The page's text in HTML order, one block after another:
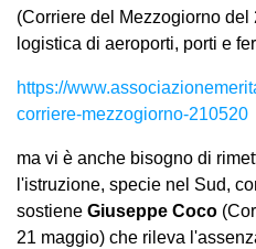
(Corriere del Mezzogiorno
logistica di aeroporti, porti e
https://
corriere-mezzogiorno-210520
ma vi è anche bisogno di
l'istruzione, specie nel Sud,
sostiene Giuseppe Coco
21 maggio) che rileva